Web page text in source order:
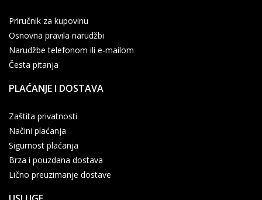
Priručnik za kupovinu
Osnovna pravila narudžbi
Narudžbe telefonom ili e-mailom
Česta pitanja
PLAĆANJE I DOSTAVA
Zaštita privatnosti
Načini plaćanja
Sigurnost plaćanja
Brza i pouzdana dostava
Lično preuzimanje dostave